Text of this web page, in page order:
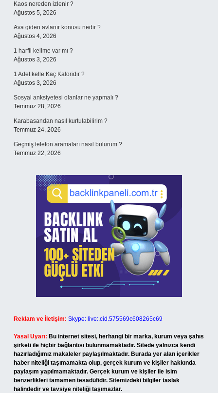
Kaos nereden izlenir ?
Ağustos 5, 2026
Ava giden avlanır konusu nedir ?
Ağustos 4, 2026
1 harfli kelime var mı ?
Ağustos 3, 2026
1 Adet kelle Kaç Kaloridir ?
Ağustos 3, 2026
Sosyal anksiyetesi olanlar ne yapmalı ?
Temmuz 28, 2026
Karabasandan nasıl kurtulabilirim ?
Temmuz 24, 2026
Geçmiş telefon aramaları nasıl bulurum ?
Temmuz 22, 2026
Reklam ve İletişim: Skype: live:.cid.575569c608265c69
Yasal Uyarı: Bu internet sitesi, herhangi bir marka, kurum veya şahıs
şirketi ile hiçbir bağlantısı bulunmamaktadır. Sitede yalnızca kendi
hazırladığımız makaleler paylaşılmaktadır. Burada yer alan içerikler
haber niteliği taşımamakta olup, gerçek kurum ve kişiler hakkında
paylaşım yapılmamaktadır. Gerçek kurum ve kişiler ile isim
benzerlikleri tamamen tesadüfidir. Sitemizdeki bilgiler taslak
halindedir ve tavsiye niteliği taşımazlar.